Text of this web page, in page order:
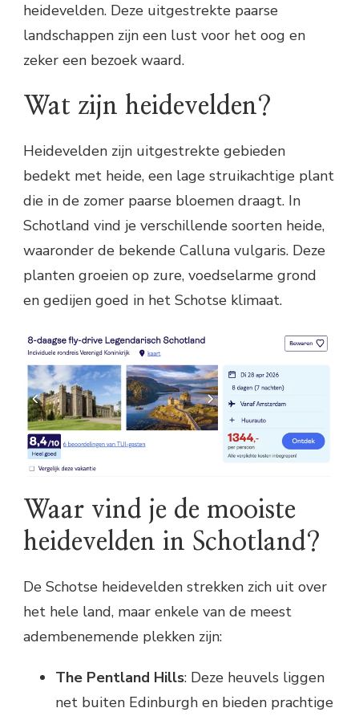
heidevelden. Deze uitgestrekte paarse
landschappen zijn een lust voor het oog en
zeker een bezoek waard.
Wat zijn heidevelden?
Heidevelden zijn uitgestrekte gebieden
bedekt met heide, een lage struikachtige plant
die in de zomer paarse bloemen draagt. In
Schotland vind je verschillende soorten heide,
waaronder de bekende Calluna vulgaris. Deze
planten groeien op zure, voedselarme grond
en gedijen goed in het Schotse klimaat.
Waar vind je de mooiste
heidevelden in Schotland?
De Schotse heidevelden strekken zich uit over
het hele land, maar enkele van de meest
adembenemende plekken zijn:
The Pentland Hills: Deze heuvels liggen
net buiten Edinburgh en bieden prachtige